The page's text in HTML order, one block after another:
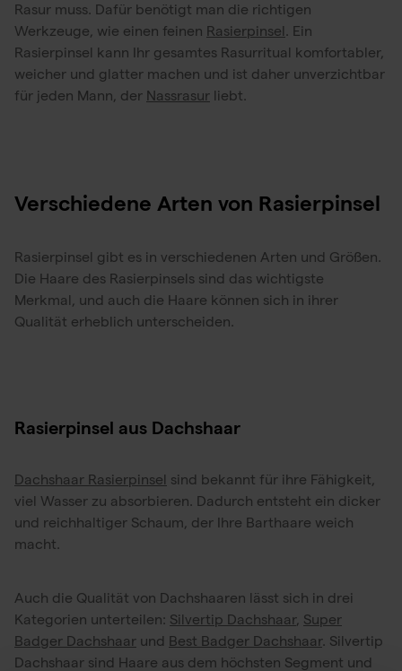
Rasur muss. Dafür benötigt man die richtigen
Werkzeuge, wie einen feinen Rasierpinsel . Ein
Rasierpinsel kann Ihr gesamtes Rasurritual komfortabler,
weicher und glatter machen und ist daher unverzichtbar
für jeden Mann, der Nassrasur liebt.
Verschiedene Arten von Rasierpinsel
Rasierpinsel gibt es in verschiedenen Arten und Größen.
Die Haare des Rasierpinsels sind das wichtigste
Merkmal, und auch die Haare können sich in ihrer
Qualität erheblich unterscheiden.
Rasierpinsel aus Dachshaar
Dachshaar Rasierpinsel sind bekannt für ihre Fähigkeit,
viel Wasser zu absorbieren. Dadurch entsteht ein dicker
und reichhaltiger Schaum, der Ihre Barthaare weich
macht.
Auch die Qualität von Dachshaaren lässt sich in drei
Kategorien unterteilen: Silvertip Dachshaar, Super
Badger Dachshaar und Best Badger Dachshaar. Silvertip
Dachshaar sind Haare aus dem höchsten Segment und